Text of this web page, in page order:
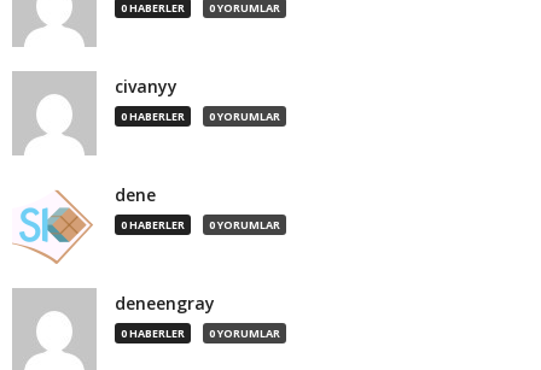
0 HABERLER 0 YORUMLAR
civanyy
0 HABERLER 0 YORUMLAR
dene
0 HABERLER 0 YORUMLAR
deneengray
0 HABERLER 0 YORUMLAR